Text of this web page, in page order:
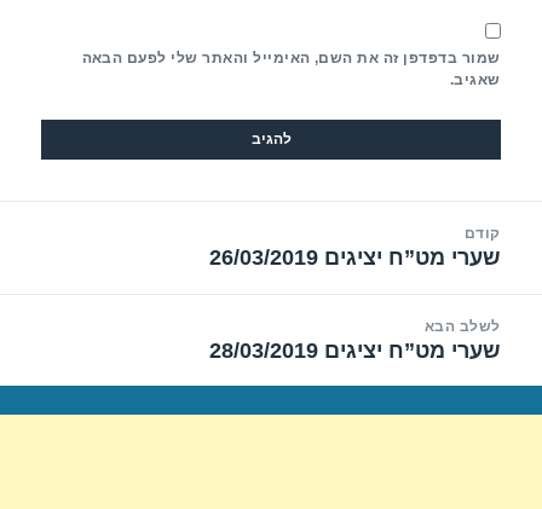
שמור בדפדפן זה את השם, האימייל והאתר שלי לפעם הבאה
שאגיב.
קודם
הפוסט
שערי מט”ח יציגים 26/03/2019
לשלב הבא
הפוסט
שערי מט”ח יציגים 28/03/2019